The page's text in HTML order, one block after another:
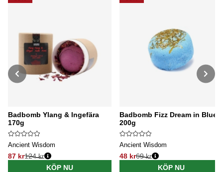
Badbomb Ylang & Ingefära
170g
Ancient Wisdom
87 kr
Ordinarie pris:
124 kr
KÖP NU
Badbomb Fizz Dream in Blue
200g
Ancient Wisdom
48 kr
Ordinarie pris:
69 kr
KÖP NU